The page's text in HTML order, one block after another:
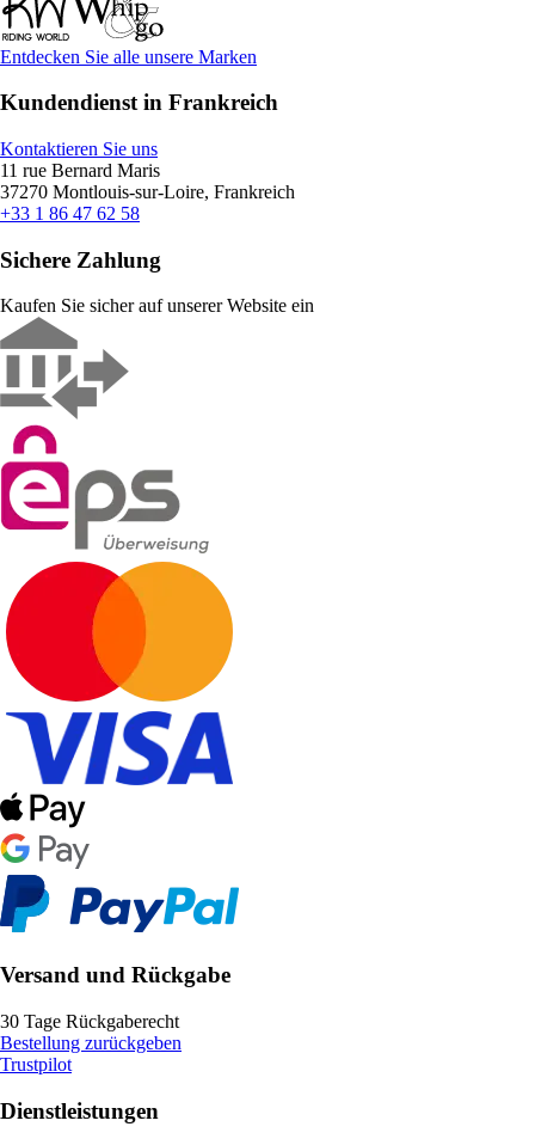
Entdecken Sie alle unsere Marken
Kundendienst in Frankreich
Kontaktieren Sie uns
11 rue Bernard Maris
37270 Montlouis-sur-Loire, Frankreich
+33 1 86 47 62 58
Sichere Zahlung
Kaufen Sie sicher auf unserer Website ein
Versand und Rückgabe
30 Tage Rückgaberecht
Bestellung zurückgeben
Trustpilot
Dienstleistungen